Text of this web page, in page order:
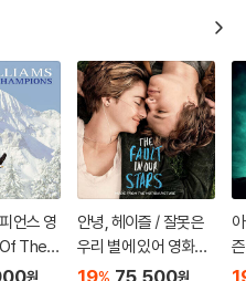
언스 영
The C
[옥
원
안녕, 헤이즐 / 잘못은
우리 별에 있어 영화음
악 (The Fault In Our
19 75,500원
r: